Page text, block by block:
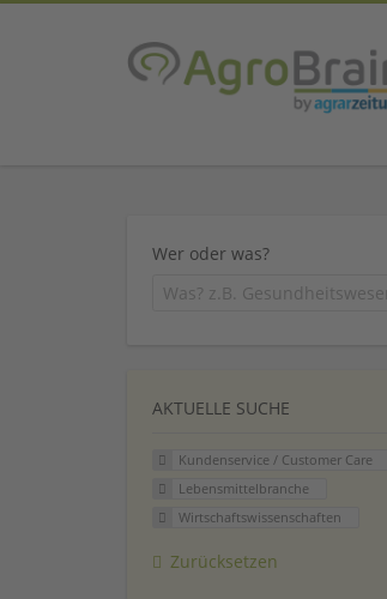
Wer oder was?
AKTUELLE SUCHE
Kundenservice / Customer Care
Lebensmittelbranche
Wirtschaftswissenschaften
Zurücksetzen